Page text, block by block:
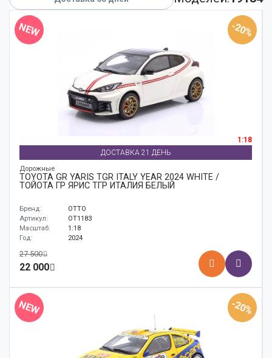
NEW -20%
1:18
ДОСТАВКА 21 ДЕНЬ
Дорожные
TOYOTA GR YARIS TGR ITALY YEAR 2024 WHITE /
ТОЙОТА ГР ЯРИС ТГР ИТАЛИЯ БЕЛЫЙ
Бренд:
OTTO
Артикул:
OT1183
Масштаб:
1:18
Год:
2024
27 500
22 000
NEW -20%
Аксессуары
Корабли
Поезда